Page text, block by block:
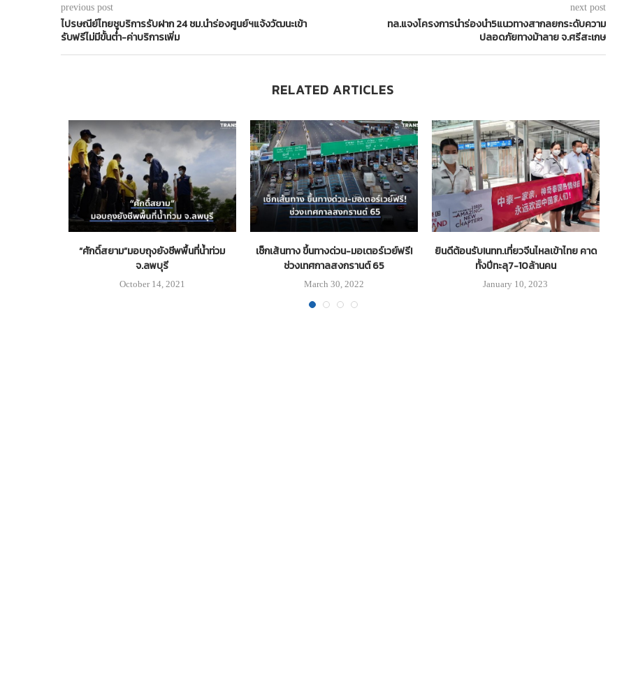
previous post
ไปรษณีย์ไทยชูบริการรับฝาก 24 ชม.นำร่องศูนย์ฯแจ้งวัฒนะเข้า
รับฟรีไม่มีขั้นต่ำ-ค่าบริการเพิ่ม
next post
ทล.แจงโครงการนำร่องนำ5แนวทางสากลยกระดับความ
ปลอดภัยทางม้าลาย จ.ศรีสะเกษ
RELATED ARTICLES
“ศักดิ์สยาม”มอบถุงยังชีพพื้นที่น้ำท่วม
จ.ลพบุรี
October 14, 2021
เช็กเส้นทาง ขึ้นทางด่วน-มอเตอร์เวย์ฟรี!
ช่วงเทศกาลสงกรานต์ 65
March 30, 2022
ยินดีต้อนรับ!นทท.เที่ยวจีนไหลเข้าไทย คาด
ทั้งปีทะลุ7-10ล้านคน
January 10, 2023